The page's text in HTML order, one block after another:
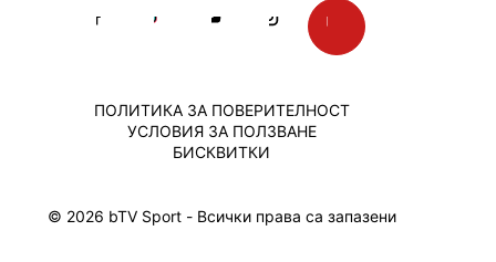
© 2026 bTV Sport - Всички права са запазени
ПОЛИТИКА ЗА ПОВЕРИТЕЛНОСТ
УСЛОВИЯ ЗА ПОЛЗВАНЕ
БИСКВИТКИ